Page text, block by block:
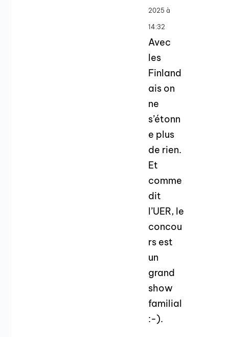
2025 à
14:32
Avec
les
Finland
ais on
ne
s’étonn
e plus
de rien.
Et
comme
dit
l’UER, le
concou
rs est
un
grand
show
familial
:-).